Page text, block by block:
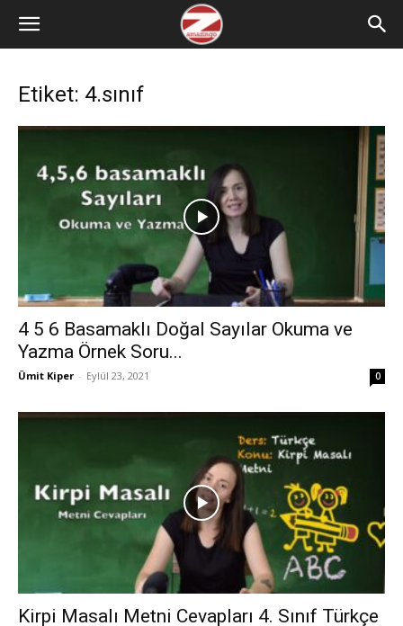
Etiket: 4.sınıf
4 5 6 Basamaklı Doğal Sayılar Okuma ve
Yazma Örnek Soru...
Ümit Kiper - Eylül 23, 2021 0
Kirpi Masalı Metni Cevapları 4. Sınıf Türkçe